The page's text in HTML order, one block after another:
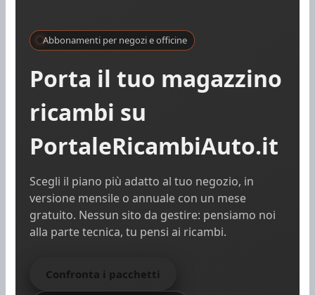
Abbonamenti per negozi e officine
Porta il tuo magazzino
ricambi su
PortaleRicambiAuto.it
Scegli il piano più adatto al tuo negozio, in
versione mensile o annuale con un mese
gratuito. Nessun sito da gestire: pensiamo noi
alla parte tecnica, tu pensi ai ricambi.
Confronta i pacchetti